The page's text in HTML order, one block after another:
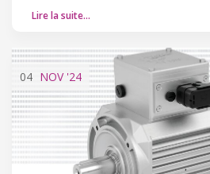
Lire la suite…
04 NOV'24